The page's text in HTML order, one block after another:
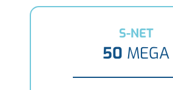
S-NET
50 MEGA